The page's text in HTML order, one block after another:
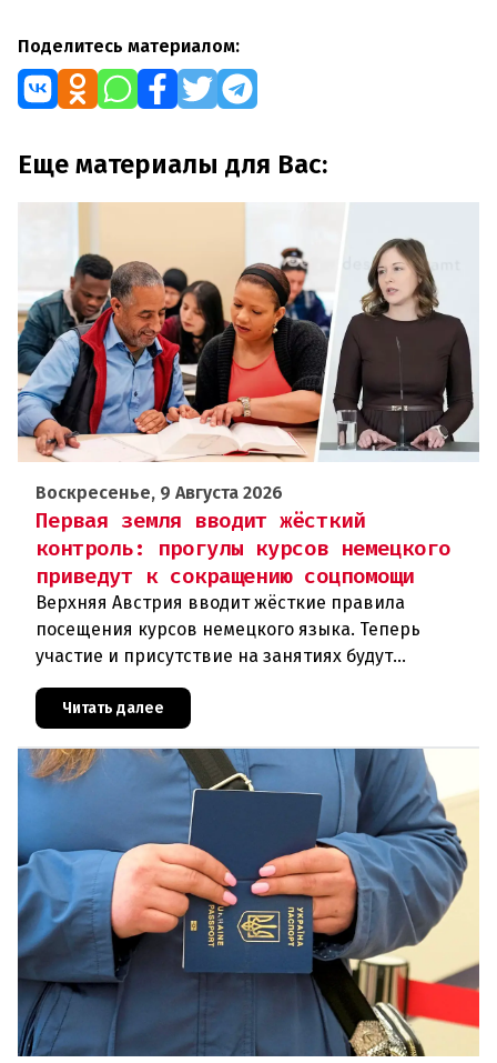
Поделитесь материалом:
Еще материалы для Вас:
Воскресенье, 9 Августа 2026
Первая земля вводит жёсткий
контроль: прогулы курсов немецкого
приведут к сокращению соцпомощи
Верхняя Австрия вводит жёсткие правила
посещения курсов немецкого языка. Теперь
участие и присутствие на занятиях будут
Те, кто без уважительной причины про
Читать далее